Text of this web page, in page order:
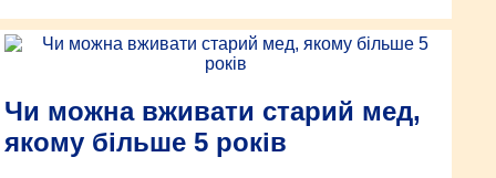
Чи можна вживати старий мед,
якому більше 5 років